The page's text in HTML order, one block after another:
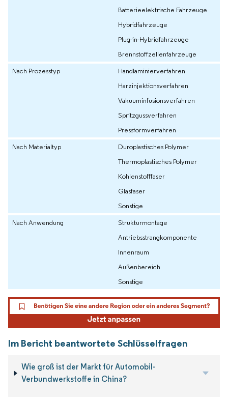
Batterieelektrische Fahrzeuge
Hybridfahrzeuge
Plug-in-Hybridfahrzeuge
Brennstoffzellenfahrzeuge
Nach Prozesstyp
Handlaminierverfahren
Harzinjektionsverfahren
Vakuuminfusionsverfahren
Spritzgussverfahren
Pressformverfahren
Nach Materialtyp
Duroplastisches Polymer
Thermoplastisches Polymer
Kohlenstofffaser
Glasfaser
Sonstige
Nach Anwendung
Strukturmontage
Antriebsstrangkomponente
Innenraum
Außenbereich
Sonstige
Im Bericht beantwortete Schlüsselfragen
Wie groß ist der Markt für Automobil-
Verbundwerkstoffe in China?